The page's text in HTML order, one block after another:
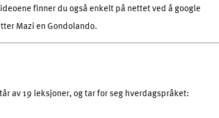
finner du også enkelt på nettet ved å google
Mazi en Gondolando.
av 19 leksjoner, og tar for seg hverdagspråket: